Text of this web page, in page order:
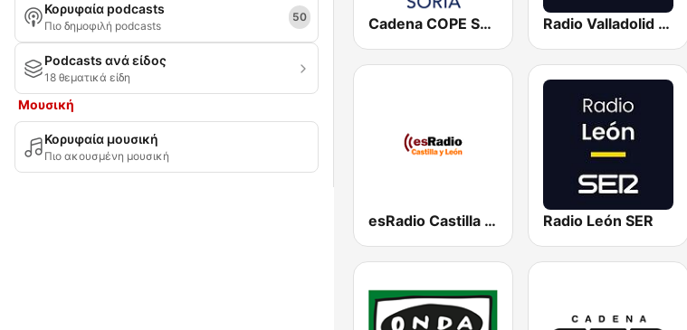
Κορυφαία podcasts
Πιο δημοφιλή podcasts
50
Podcasts ανά είδος
18 θεματικά είδη
Μουσική
Κορυφαία μουσική
Πιο ακουσμένη μουσική
Cadena COPE Soria Radio Valladolid SER
esRadio Castilla y Leon Radio León SER